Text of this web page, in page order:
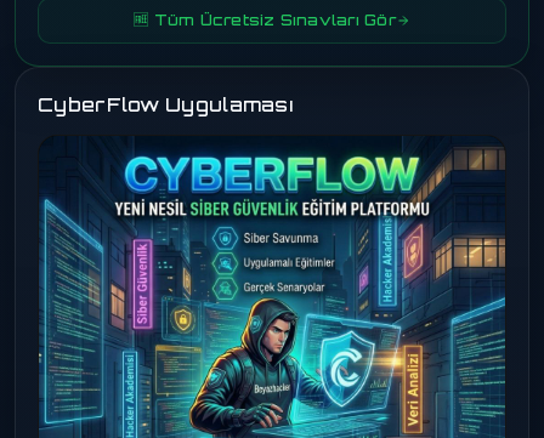
🆓 Tüm Ücretsiz Sınavları Gör
CyberFlow Uygulaması